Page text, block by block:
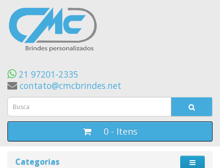
21 97201-2335
contato@cmcbrindes.net
0 - Itens
Categorias